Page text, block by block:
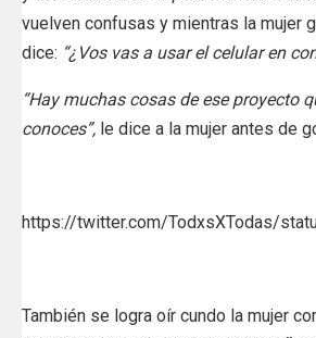
vuelven confusas y mientras la mujer
dice: “¿Vos vas a usar el celular en
“Hay muchas cosas de ese proyecto
conoces”, le dice a la mujer antes de
https://twitter.com/TodxsXTodas/
También se logra oír cundo la mujer